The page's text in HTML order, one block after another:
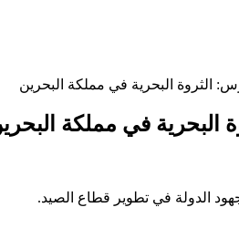
الثروة البحرية في مملكة البحرين
البحرية في مملكة
الدولة في تطوير قطاع الصيد.